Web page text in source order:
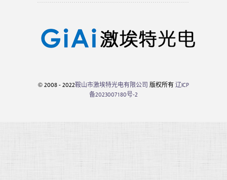
© 2008 - 2022鞍山市激埃特光电有限公司 版权所有辽ICP
备2023007180号-2